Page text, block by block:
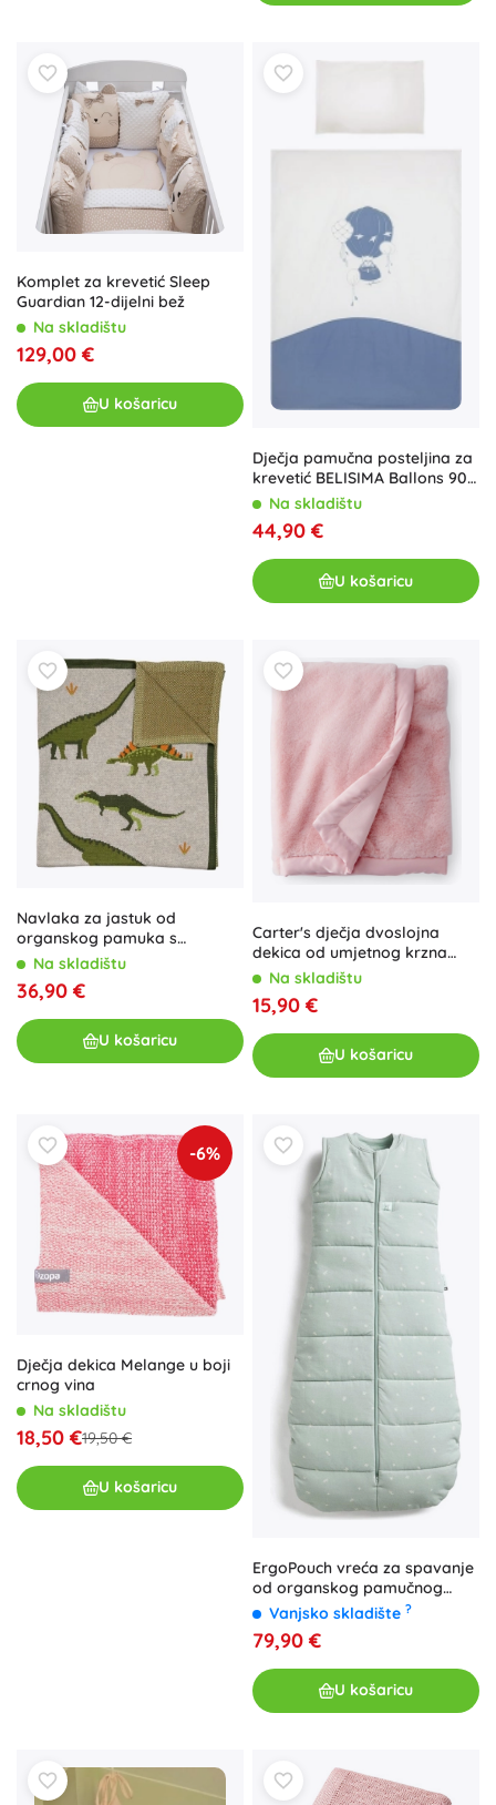
Komplet za krevetić Sleep
Guardian 12-dijelni bež
Na skladištu
129,00 €
U košaricu
Dječja pamučna posteljina za
krevetić BELISIMA Ballons 90 ×
120 cm, plava, 3-dijelna
Na skladištu
44,90 €
U košaricu
Navlaka za jastuk od
organskog pamuka s
motivom dinosaura Nature
Na skladištu
36,90 €
U košaricu
Carter's dječja dvoslojna
dekica od umjetnog krzna
Pink 80 × 110 cm
Na skladištu
15,90 €
U košaricu
-6%
Dječja dekica Melange u boji
crnog vina
Na skladištu
18,50 €19,50 €
U košaricu
ErgoPouch vreća za spavanje
od organskog pamučnog
žerseja, kadulja 2,5 TOG (3–12
Vanjsko skladište ?
79,90 €
U košaricu